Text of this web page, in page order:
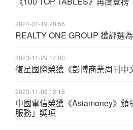
2024-01-19 20:56
REALTY ONE GROUP 獲評選
2023-11-29 14:00
復星國際榮獲《彭博商業周刊中
2023-11-08 12:15
中國電信榮獲《Asiamoney》
服務」奬項